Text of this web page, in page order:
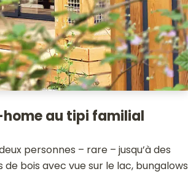
au tipi familial
personnes – rare – jusqu’à des
bois avec vue sur le lac, bungalows